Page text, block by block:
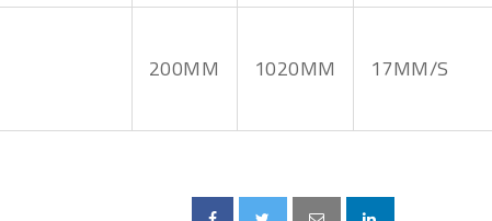
200MM 1020MM 17MM/S